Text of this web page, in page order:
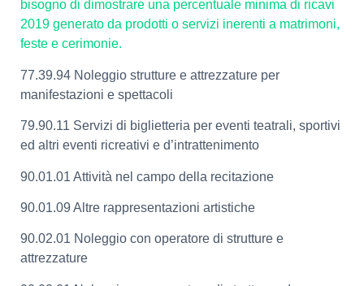
bisogno di dimostrare una percentuale minima di ricavi
2019 generato da prodotti o servizi inerenti a matrimoni,
feste e cerimonie.
77.39.94 Noleggio strutture e attrezzature per
manifestazioni e spettacoli
79.90.11 Servizi di biglietteria per eventi teatrali, sportivi
ed altri eventi ricreativi e d’intrattenimento
90.01.01 Attività nel campo della recitazione
90.01.09 Altre rappresentazioni artistiche
90.02.01 Noleggio con operatore di strutture e
attrezzature